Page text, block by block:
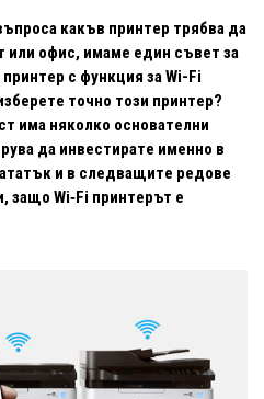
какъв принтер трябва да
или офис, имаме един съвет за
с функция за Wi-Fi
точно този принтер?
има няколко основателни
да инвестирате именно в
и в следващите редове
Wi‑Fi принтерът е